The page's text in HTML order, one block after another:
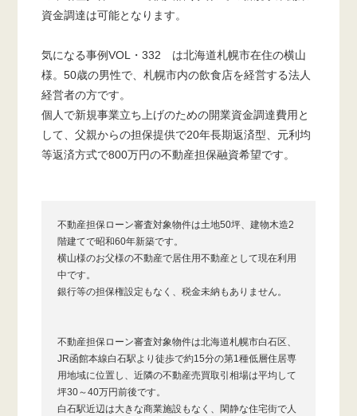
資金調達は可能となります。
気になる事例VOL・332 は北海道札幌市在住の横山
様。50歳の男性で、札幌市内の飲食店を経営する法人
経営者の方です。
個人で新規事業立ち上げのための開業資金調達費用と
して、父親からの担保提供で20年長期返済型、元利均
等返済方式で800万円の不動産担保融資希望です。
不動産担保ローン審査対象物件は土地50坪、建物木造2
階建てで昭和60年新築です。
横山様のお父様の不動産で居住用不動産として現在利用
中です。
銀行等の担保権設定もなく、税金未納もありません。
不動産担保ローン審査対象物件は北海道札幌市白石区、
JR函館本線白石駅より徒歩で約15分の第1種低層住居専
用地域に位置し、近隣の不動産売買取引相場は平均して
坪30～40万円前後です。
白石駅近辺は大きな商業施設もなく、閑静な住宅街で人